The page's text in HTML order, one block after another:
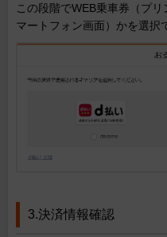
この段階でWEB乗車券（プ
マートフォン画面）かを選択
3.決済情報確認